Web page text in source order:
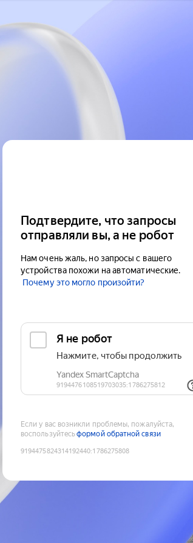
Подтвердите, что запросы
отправляли вы, а не робот
Нам очень жаль, но запросы с вашего
устройства похожи на автоматические.
Почему это могло произойти?
Если у вас возникли проблемы, пожалуйста,
воспользуйтесьформой обратной связи
9194475824314192440:1786275808